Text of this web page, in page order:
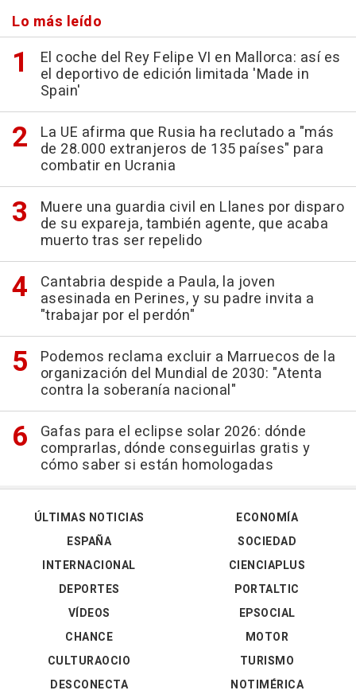
Lo más leído
El coche del Rey Felipe VI en Mallorca: así es
el deportivo de edición limitada 'Made in
Spain'
La UE afirma que Rusia ha reclutado a "más
de 28.000 extranjeros de 135 países" para
combatir en Ucrania
Muere una guardia civil en Llanes por disparo
de su expareja, también agente, que acaba
muerto tras ser repelido
Cantabria despide a Paula, la joven
asesinada en Perines, y su padre invita a
"trabajar por el perdón"
Podemos reclama excluir a Marruecos de la
organización del Mundial de 2030: "Atenta
contra la soberanía nacional"
Gafas para el eclipse solar 2026: dónde
comprarlas, dónde conseguirlas gratis y
cómo saber si están homologadas
ÚLTIMAS NOTICIAS
ESPAÑA
INTERNACIONAL
DEPORTES
VÍDEOS
ECONOMÍA
SOCIEDAD
CIENCIAPLUS
PORTALTIC
EPSOCIAL
CHANCE
CULTURAOCIO
DESCONECTA
MOTOR
TURISMO
NOTIMÉRICA